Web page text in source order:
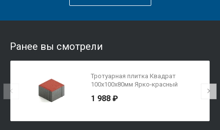
Ранее вы смотрели
Тротуарная плитка Квадрат
100х100х80мм Ярко-красный
1 988 ₽